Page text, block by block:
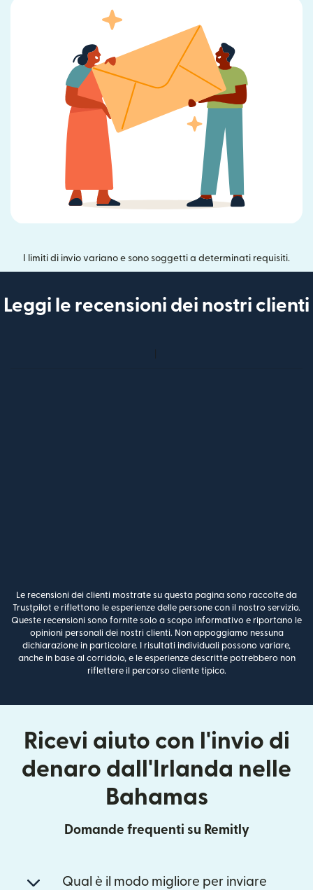
I limiti di invio variano e sono soggetti a determinati requisiti.
Leggi le recensioni dei nostri clienti
Le recensioni dei clienti mostrate su questa pagina sono raccolte da
Trustpilot e riflettono le esperienze delle persone con il nostro servizio.
Queste recensioni sono fornite solo a scopo informativo e riportano le
opinioni personali dei nostri clienti. Non appoggiamo nessuna
dichiarazione in particolare. I risultati individuali possono variare,
anche in base al corridoio, e le esperienze descritte potrebbero non
riflettere il percorso cliente tipico.
Ricevi aiuto con l'invio di
denaro dall'Irlanda nelle
Bahamas
Domande frequenti su Remitly
Qual è il modo migliore per inviare